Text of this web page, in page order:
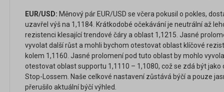
EUR/USD: Měnový pár EUR/USD se včera pokusil o pokles,
uzavřel výš na 1,1184. Krátkodobé očekávání je neutrální až
rezistenci klesající trendové čáry a oblast 1,1215. Jasné
vyvolat další růst a mohli bychom otestovat oblast klíčové
kolem 1,1160. Jasné prolomení pod tuto oblast by mohlo
otestovat oblast supportu 1,1110 – 1,1080, což se zdá být
Stop-Lossem. Naše celkové nastavení zůstává býčí a pouze
přerušilo aktuální býčí výhled.